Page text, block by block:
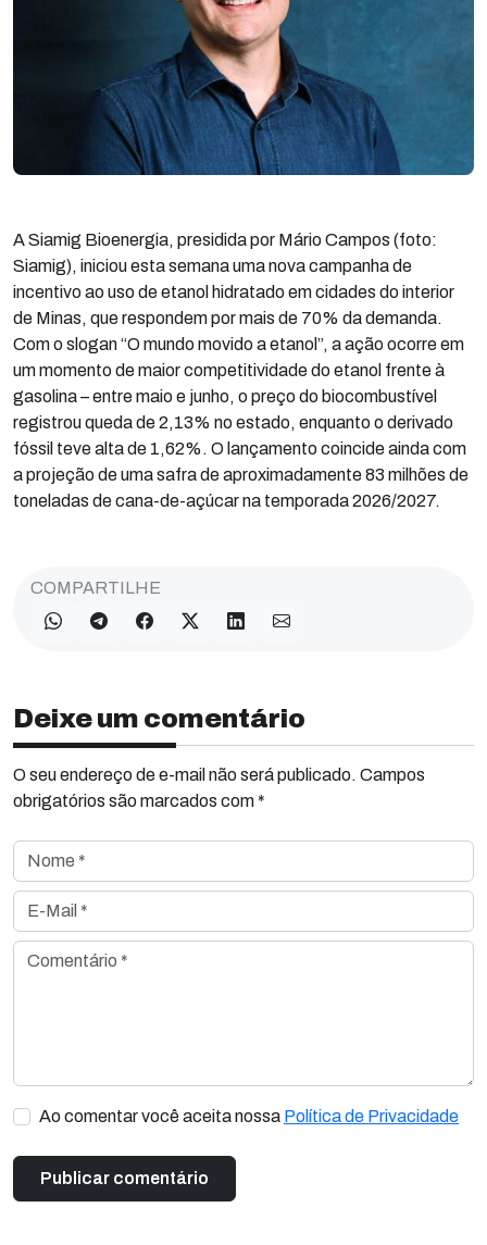
A Siamig Bioenergia, presidida por Mário Campos (foto:
Siamig), iniciou esta semana uma nova campanha de
incentivo ao uso de etanol hidratado em cidades do interior
de Minas, que respondem por mais de 70% da demanda.
Com o slogan “O mundo movido a etanol”, a ação ocorre em
um momento de maior competitividade do etanol frente à
gasolina – entre maio e junho, o preço do biocombustível
registrou queda de 2,13% no estado, enquanto o derivado
fóssil teve alta de 1,62%. O lançamento coincide ainda com
a projeção de uma safra de aproximadamente 83 milhões de
toneladas de cana-de-açúcar na temporada 2026/2027.
COMPARTILHE
Deixe um comentário
O seu endereço de e-mail não será publicado. Campos
obrigatórios são marcados com *
Nome *
E-Mail *
Comentário *
Ao comentar você aceita nossa Política de Privacidade